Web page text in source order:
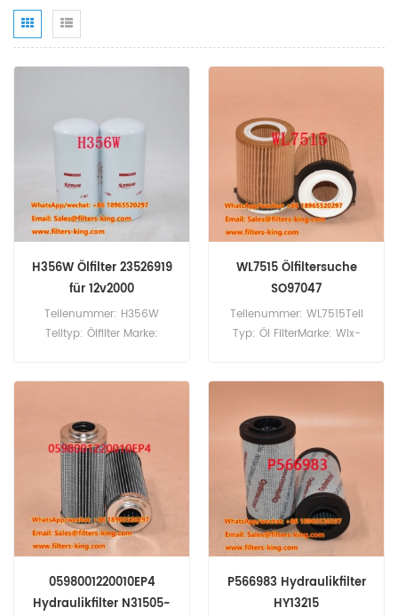
H356W Ölfilter 23526919
für 12v2000
Teilenummer: H356W
Teiltyp: Ölfilter Marke:
16V 2000, 16v 4000g.
WL7515 Ölfiltersuche
SO97047
Teilenummer: WL7515Teil
Typ: Öl FilterMarke: Wix-
0598001220010EP4
Hydraulikfilter N31505-
P566983 Hydraulikfilter
HY13215